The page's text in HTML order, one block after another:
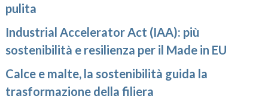
pulita
Industrial Accelerator Act (IAA): più
sostenibilità e resilienza per il Made in EU
Calce e malte, la sostenibilità guida la
trasformazione della filiera